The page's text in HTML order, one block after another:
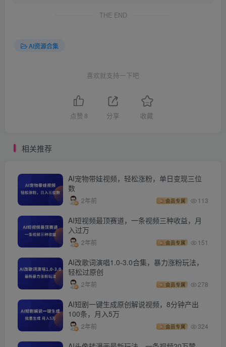
THE END
AI资源合集
喜欢就支持一下吧
点赞 8 分享 收藏
相关推荐
AI宠物带娃视频，轻松涨粉，单日变现三位
数
2年前 会员专属 113
AI短视频最顶赛道，一条视频三种收益，月
入过万
2年前 会员专属 151
AI改歌词演唱1.0-3.0合集，暴力涨粉玩法，
轻松过原创
2年前 会员专属 278
AI短剧一键生成原创解说视频，8分钟产出
100条，月入5万
2年前 会员专属 324